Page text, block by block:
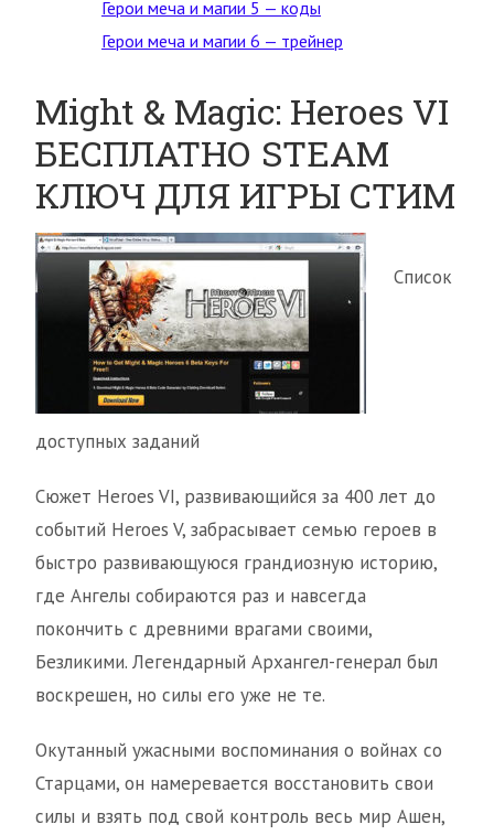
Герои меча и магии 5 — коды
Герои меча и магии 6 — трейнер
Might & Magic: Heroes VI
БЕСПЛАТНО STEAM
КЛЮЧ ДЛЯ ИГРЫ СТИМ
Список
доступных заданий
Сюжет Heroes VI, развивающийся за 400 лет до
событий Heroes V, забрасывает семью героев в
быстро развивающуюся грандиозную историю,
где Ангелы собираются раз и навсегда
покончить с древними врагами своими,
Безликими. Легендарный Архангел-генерал был
воскрешен, но силы его уже не те.
Окутанный ужасными воспоминания о войнах со
Старцами, он намеревается восстановить свои
силы и взять под свой контроль весь мир Ашен,